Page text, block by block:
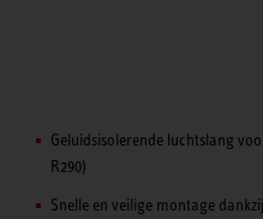
Geluidsisolerende luchtslang
R290)
Snelle en veilige montage